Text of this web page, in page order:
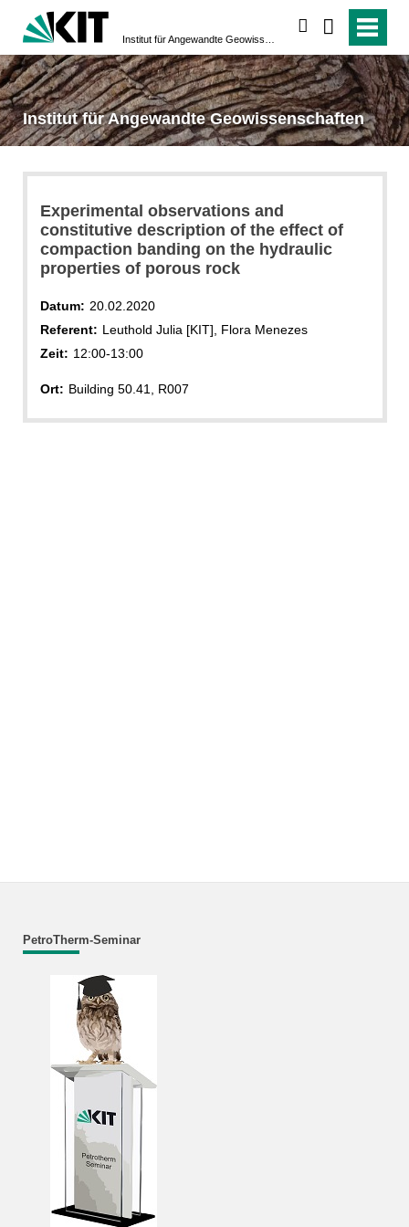
Institut für Angewandte Geowissenschaften
Experimental observations and
constitutive description of the effect of
compaction banding on the hydraulic
properties of porous rock
Datum: 20.02.2020
Referent: Leuthold Julia [KIT], Flora Menezes
Zeit: 12:00-13:00
Ort: Building 50.41, R007
PetroTherm-Seminar